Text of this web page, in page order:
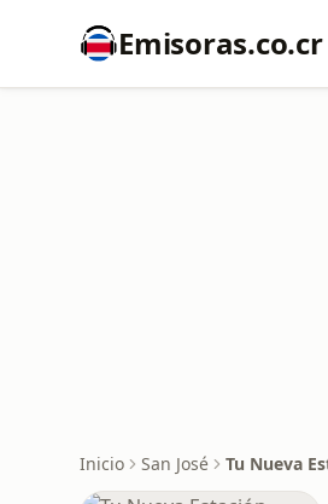
Emisoras.co.cr
Inicio San José Tu Nueva